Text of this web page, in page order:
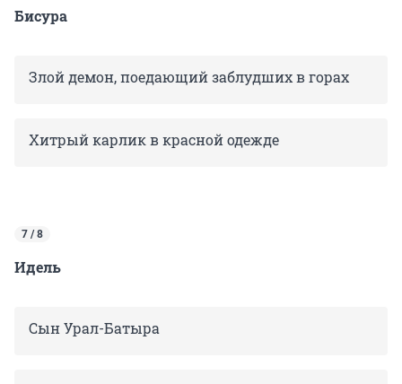
Бисура
Злой демон, поедающий заблудших в горах
Хитрый карлик в красной одежде
7 / 8
Идель
Сын Урал-Батыра